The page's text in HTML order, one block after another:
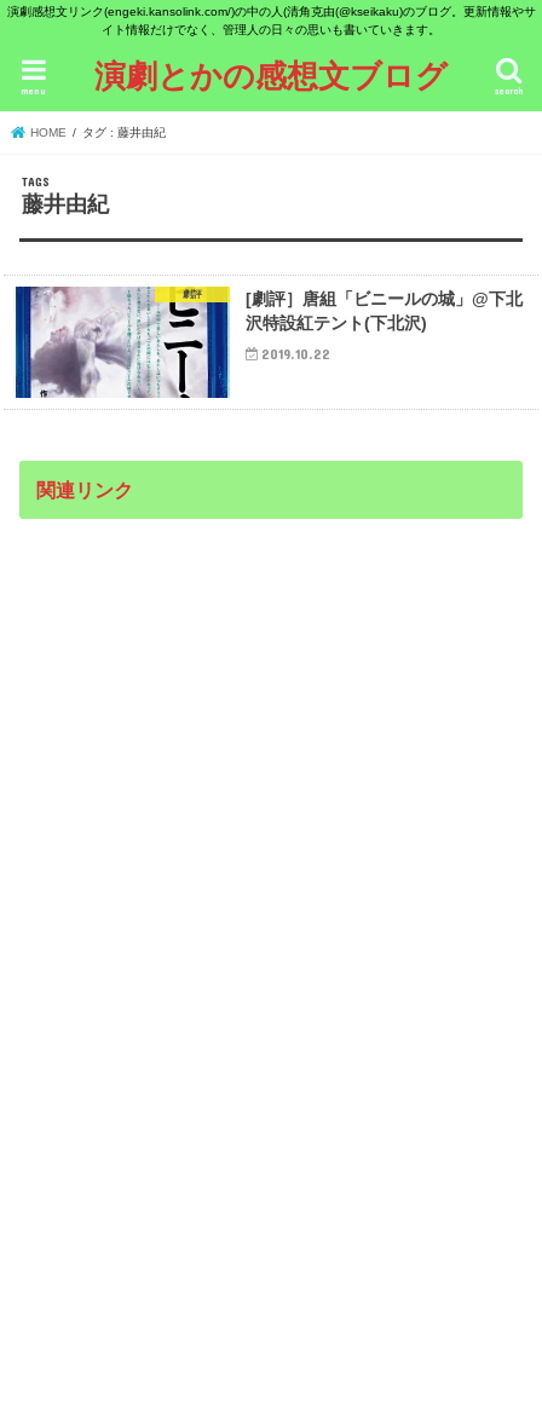
演劇感想文リンク(engeki.kansolink.com/)の中の人(清角克由(@kseikaku)のブログ。更新情報やサ
イト情報だけでなく、管理人の日々の思いも書いていきます。
演劇とかの感想文ブログ search
menu
HOME タグ : 藤井由紀
藤井由紀
劇評
[劇評］唐組「ビニールの城」@下北
沢特設紅テント(下北沢)
2019.10.22
関連リンク